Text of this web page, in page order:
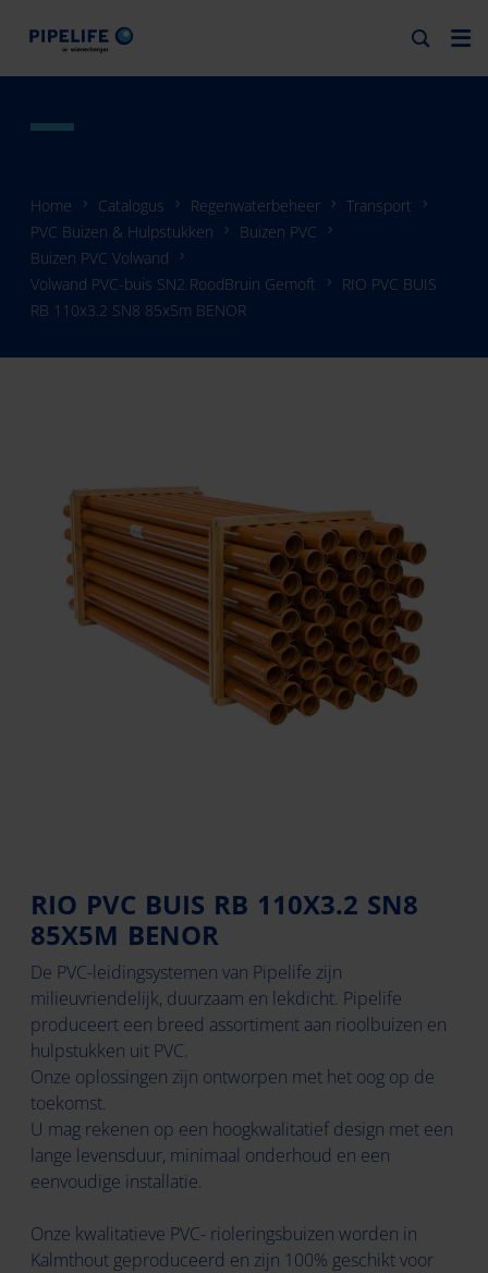
Home Catalogus Regenwaterbeheer
Transport
PVC Buizen & Hulpstukken
Buizen PVC
Buizen PVC Volwand
Volwand PVC-buis SN2 RoodBruin Gemoft
RIO PVC BUIS
RB 110x3.2 SN8 85x5m BENOR
RIO PVC BUIS RB 110X3.2 SN8
85X5M BENOR
De PVC-leidingsystemen van Pipelife zijn
milieuvriendelijk, duurzaam en lekdicht. Pipelife
produceert een breed assortiment aan rioolbuizen en
hulpstukken uit PVC.
Onze oplossingen zijn ontworpen met het oog op de
toekomst.
U mag rekenen op een hoogkwalitatief design met een
lange levensduur, minimaal onderhoud en een
eenvoudige installatie.
Onze kwalitatieve PVC- rioleringsbuizen worden in
Kalmthout geproduceerd en zijn 100% geschikt voor